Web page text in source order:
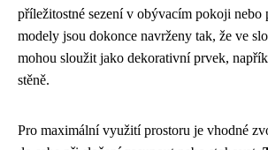
příležitostné sezení v obývacím pokoji nebo
modely jsou dokonce navrženy tak, že ve
mohou sloužit jako dekorativní prvek,
stěně.
Pro maximální využití prostoru je vhodné